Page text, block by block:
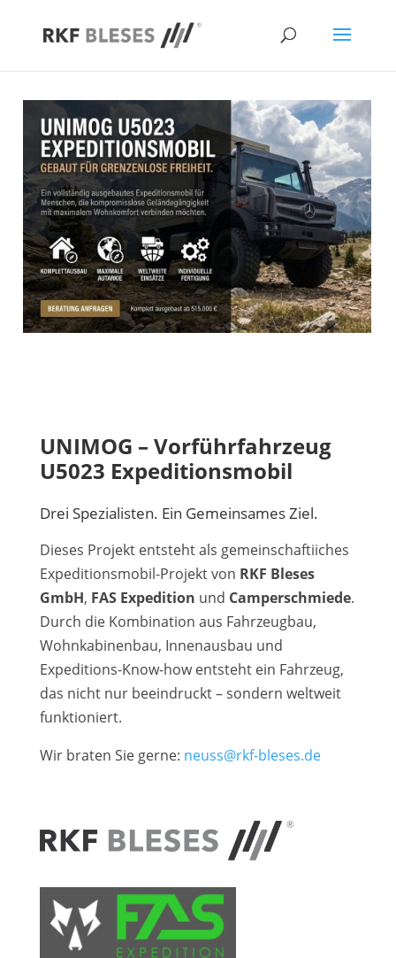
UNIMOG – Vorführfahrzeug
U5023 Expeditionsmobil
Drei Spezialisten. Ein Gemeinsames Ziel.
Dieses Projekt entsteht als gemeinschaftiiches
Expeditionsmobil-Projekt von RKF Bleses
GmbH, FAS Expedition und Camperschmiede.
Durch die Kombination aus Fahrzeugbau,
Wohnkabinenbau, Innenausbau und
Expeditions-Know-how entsteht ein Fahrzeug,
das nicht nur beeindruckt – sondern weltweit
funktioniert.
Wir braten Sie gerne: neuss@rkf-bleses.de